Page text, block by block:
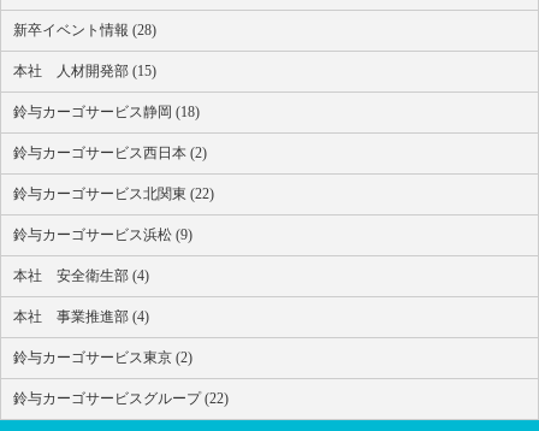
新卒イベント情報 (28)
本社 人材開発部 (15)
鈴与カーゴサービス静岡 (18)
鈴与カーゴサービス西日本 (2)
鈴与カーゴサービス北関東 (22)
鈴与カーゴサービス浜松 (9)
本社 安全衛生部 (4)
本社 事業推進部 (4)
鈴与カーゴサービス東京 (2)
鈴与カーゴサービスグループ (22)